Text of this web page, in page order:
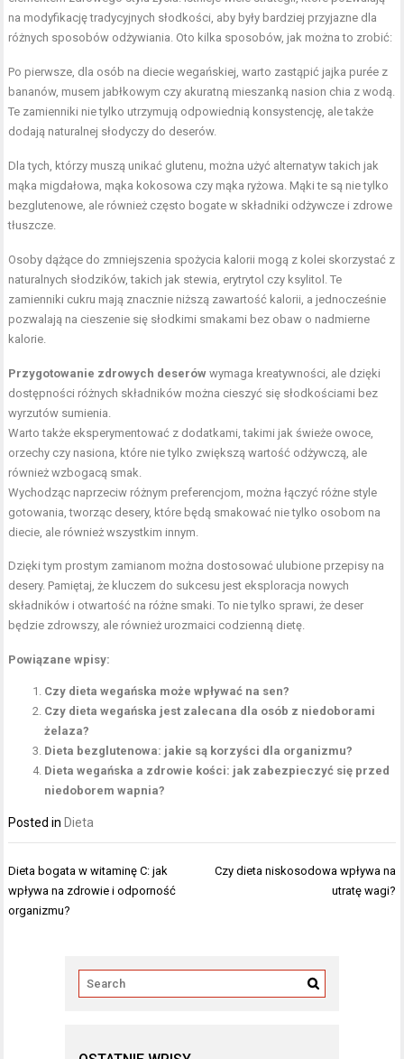
na modyfikację tradycyjnych słodkości, aby były bardziej przyjazne dla
różnych sposobów odżywiania. Oto kilka sposobów, jak można to zrobić:
Po pierwsze, dla osób na diecie wegańskiej, warto zastąpić jajka purée z
bananów, musem jabłkowym czy akuratną mieszanką nasion chia z wodą.
Te zamienniki nie tylko utrzymują odpowiednią konsystencję, ale także
dodają naturalnej słodyczy do deserów.
Dla tych, którzy muszą unikać glutenu, można użyć alternatyw takich jak
mąka migdałowa, mąka kokosowa czy mąka ryżowa. Mąki te są nie tylko
bezglutenowe, ale również często bogate w składniki odżywcze i zdrowe
tłuszcze.
Osoby dążące do zmniejszenia spożycia kalorii mogą z kolei skorzystać z
naturalnych słodzików, takich jak stewia, erytrytol czy ksylitol. Te
zamienniki cukru mają znacznie niższą zawartość kalorii, a jednocześnie
pozwalają na cieszenie się słodkimi smakami bez obaw o nadmierne
kalorie.
Przygotowanie zdrowych deserów wymaga kreatywności, ale dzięki
dostępności różnych składników można cieszyć się słodkościami bez
wyrzutów sumienia.
Warto także eksperymentować z dodatkami, takimi jak świeże owoce,
orzechy czy nasiona, które nie tylko zwiększą wartość odżywczą, ale
również wzbogacą smak.
Wychodząc naprzeciw różnym preferencjom, można łączyć różne style
gotowania, tworząc desery, które będą smakować nie tylko osobom na
diecie, ale również wszystkim innym.
Dzięki tym prostym zamianom można dostosować ulubione przepisy na
desery. Pamiętaj, że kluczem do sukcesu jest eksploracja nowych
składników i otwartość na różne smaki. To nie tylko sprawi, że deser
będzie zdrowszy, ale również urozmaici codzienną dietę.
Powiązane wpisy:
Czy dieta wegańska może wpływać na sen?
Czy dieta wegańska jest zalecana dla osób z niedoborami
żelaza?
Dieta bezglutenowa: jakie są korzyści dla organizmu?
Dieta wegańska a zdrowie kości: jak zabezpieczyć się przed
niedoborem wapnia?
Posted in Dieta
Nawigacja
wpisu
Dieta bogata w witaminę C: jak
wpływa na zdrowie i odporność
organizmu?
Czy dieta niskosodowa wpływa na
utratę wagi?